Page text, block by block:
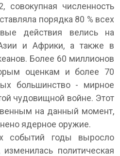
совокупная численность
порядка 80 % всех
действия велись на
и Африки, а также в
Более 60 миллионов
оценкам и более 70
большинство - мирное
чудовищной войне. Этот
на данный момент,
ядерное оружие.
событий годы выросло
политическая